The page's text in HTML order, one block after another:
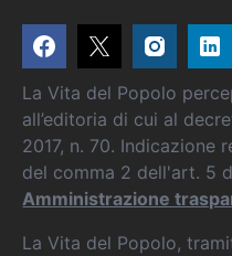
La Vita del Popolo
all’editoria di cui al
2017, n. 70. Indicazione
del comma 2 dell'art. 5
Amministrazione
La Vita del Popolo,